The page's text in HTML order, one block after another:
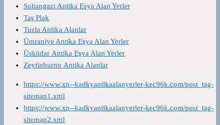
Sultangazi Antika Eşya Alan Yerler
Taş Plak
Tuzla Antika Alanlar
Ümraniye Antika Eşya Alan Yerler
Üsküdar Antika Eşya Alan Yerler
Zeytinburnu Antika Alanlar
https://www.xn--kadkyantikaalanyerler-kec96k.com/post_tag-
sitemap1.xml
https://www.xn--kadkyantikaalanyerler-kec96k.com/post_tag-
sitemap2.xml